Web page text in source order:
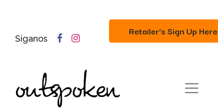
Síganos
Retailer's Sign Up Here